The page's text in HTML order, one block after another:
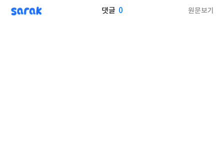
sarak 댓글 0 원문보기